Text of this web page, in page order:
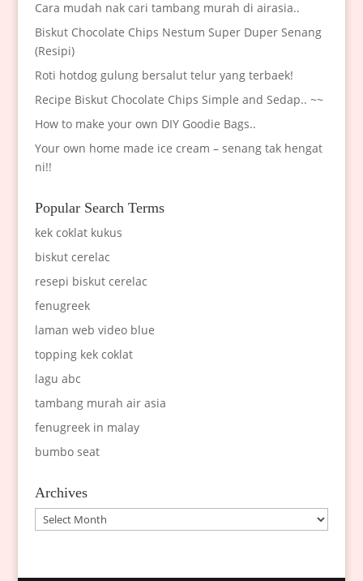
Cara mudah nak cari tambang murah di airasia..
Biskut Chocolate Chips Nestum Super Duper Senang
(Resipi)
Roti hotdog gulung bersalut telur yang terbaek!
Recipe Biskut Chocolate Chips Simple and Sedap.. ~~
How to make your own DIY Goodie Bags..
Your own home made ice cream – senang tak hengat
ni!!
Popular Search Terms
kek coklat kukus
biskut cerelac
resepi biskut cerelac
fenugreek
laman web video blue
topping kek coklat
lagu abc
tambang murah air asia
fenugreek in malay
bumbo seat
Archives
Archives